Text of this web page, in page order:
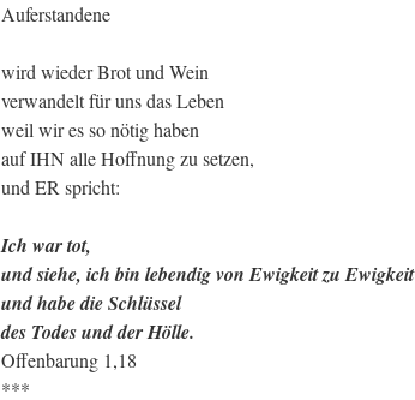
Auferstandene
wird wieder Brot und Wein
verwandelt für uns das Leben
weil wir es so nötig haben
auf IHN alle Hoffnung zu setzen,
und ER spricht:
Ich war tot,
und siehe, ich bin lebendig von Ewigkeit zu Ewigkeit
und habe die Schlüssel
des Todes und der Hölle.
Offenbarung 1,18
***